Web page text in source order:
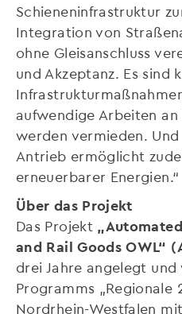
Schieneninfrastruktur
Integration von
ohne Gleisanschluss
und Akzeptanz. Es sind
aufwendige Arbeiten
werden vermieden.
Antrieb ermöglicht
erneuerbarer Energien.“
Über das Projekt
Das Projekt
and Rail Goods OWL“
drei Jahre angelegt
Programms „Regionale
Nordrhein-Westfalen